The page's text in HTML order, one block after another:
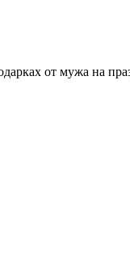
от мужа на